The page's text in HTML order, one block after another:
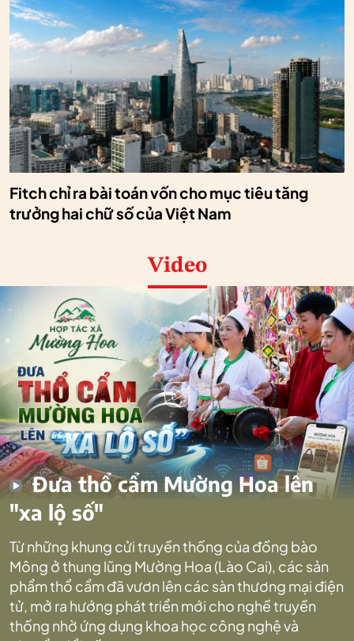
Fitch chỉ ra bài toán vốn cho mục tiêu tăng
trưởng hai chữ số của Việt Nam
Video
Đưa thổ cẩm Mường Hoa lên
"xa lộ số"
Từ những khung cửi truyền thống của đồng bào
Mông ở thung lũng Mường Hoa (Lào Cai), các sản
phẩm thổ cẩm đã vươn lên các sàn thương mại điện
tử, mở ra hướng phát triển mới cho nghề truyền
thống nhờ ứng dụng khoa học công nghệ và